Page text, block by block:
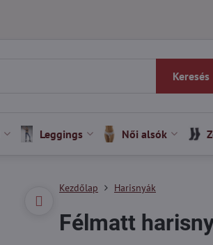
Keresés
Leggings Női alsók
Kezdőlap Harisnyák
Félmatt